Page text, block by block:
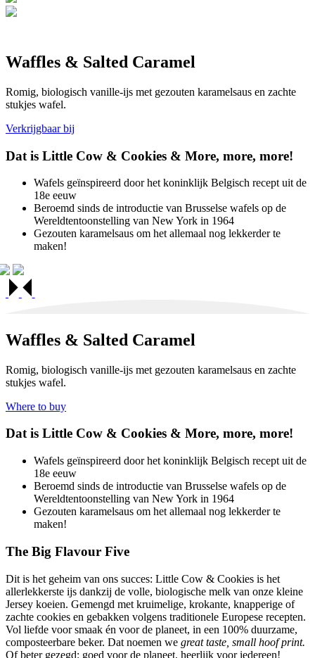
Waffles & Salted Caramel
Romig, biologisch vanille-ijs met gezouten karamelsaus en zachte
stukjes wafel.
Verkrijgbaar bij
Dat is Little Cow & Cookies & More, more, more!
Wafels geïnspireerd door het koninklijk Belgisch recept uit de
18e eeuw
Beroemd sinds de introductie van Brusselse wafels op de
Wereldtentoonstelling van New York in 1964
Gezouten karamelsaus om het allemaal nog lekkerder te
maken!
Waffles & Salted Caramel
Romig, biologisch vanille-ijs met gezouten karamelsaus en zachte
stukjes wafel.
Where to buy
Dat is Little Cow & Cookies & More, more, more!
Wafels geïnspireerd door het koninklijk Belgisch recept uit de
18e eeuw
Beroemd sinds de introductie van Brusselse wafels op de
Wereldtentoonstelling van New York in 1964
Gezouten karamelsaus om het allemaal nog lekkerder te
maken!
The Big Flavour Five
Dit is het geheim van ons succes: Little Cow & Cookies is het
allerlekkerste ijs dankzij de volle, biologische melk van onze kleine
Jersey koeien. Gemengd met kruimelige, krokante, knapperige of
zachte cookies en gebakken volgens traditionele Europese recepten.
Vol liefde voor smaak én voor de planeet, in een 100% duurzame,
composteerbare beker. Dat noemen we great taste, small hoof print.
Of beter gezegd: goed voor de planeet, heerlijk voor iedereen!